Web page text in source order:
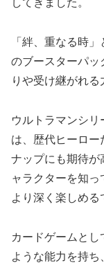
してきました。
「絆、重なる時
のブースターパッ
りや受け継がれる
ウルトラマンシ
は、歴代ヒーロー
ナップにも期待が
ャラクターを知
より深く楽しめる
カードゲームと
ような能力を持